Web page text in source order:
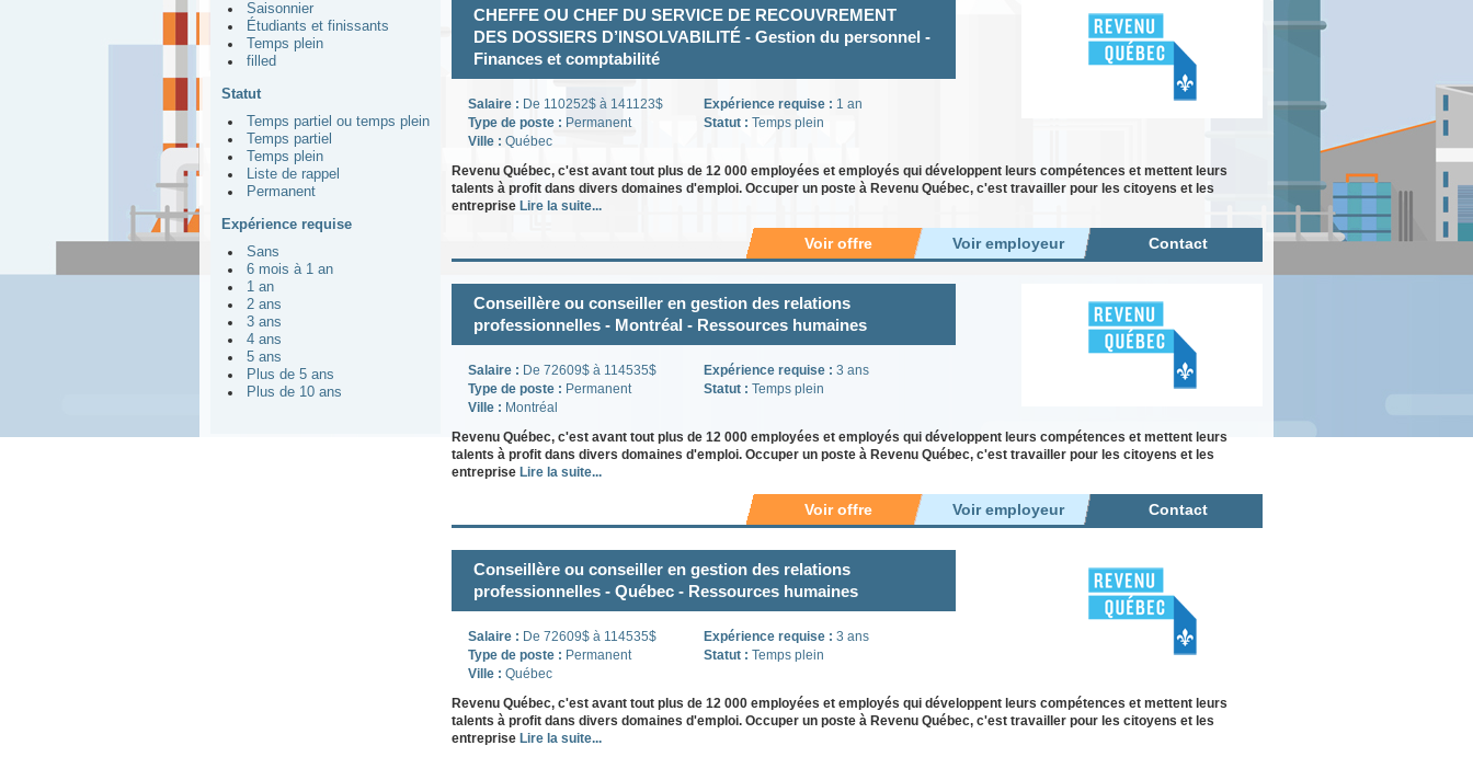
Saisonnier
Étudiants et finissants
Temps plein
filled
Statut
Temps partiel ou temps plein
Temps partiel
Temps plein
Liste de rappel
Permanent
Expérience requise
Sans
6 mois à 1 an
1 an
2 ans
3 ans
4 ans
5 ans
Plus de 5 ans
Plus de 10 ans
CHEFFE OU CHEF DU SERVICE DE RECOUVREMENT
DES DOSSIERS D’INSOLVABILITÉ - Gestion du personnel -
Finances et comptabilité
Salaire : De 110252$ à 141123$
Type de poste : Permanent
Ville : Québec
Expérience requise : 1 an
Statut : Temps plein
Revenu Québec, c'est avant tout plus de 12 000 employées et employés qui développent leurs compétences et mettent leurs
talents à profit dans divers domaines d'emploi. Occuper un poste à Revenu Québec, c'est travailler pour les citoyens et les
entreprise Lire la suite...
Voir offre Voir employeur Contact
Conseillère ou conseiller en gestion des relations
professionnelles - Montréal - Ressources humaines
Salaire : De 72609$ à 114535$
Type de poste : Permanent
Ville : Montréal
Expérience requise : 3 ans
Statut : Temps plein
Revenu Québec, c'est avant tout plus de 12 000 employées et employés qui développent leurs compétences et mettent leurs
talents à profit dans divers domaines d'emploi. Occuper un poste à Revenu Québec, c'est travailler pour les citoyens et les
entreprise Lire la suite...
Voir offre Voir employeur Contact
Conseillère ou conseiller en gestion des relations
professionnelles - Québec - Ressources humaines
Salaire : De 72609$ à 114535$
Type de poste : Permanent
Ville : Québec
Expérience requise : 3 ans
Statut : Temps plein
Revenu Québec, c'est avant tout plus de 12 000 employées et employés qui développent leurs compétences et mettent leurs
talents à profit dans divers domaines d'emploi. Occuper un poste à Revenu Québec, c'est travailler pour les citoyens et les
entreprise Lire la suite...